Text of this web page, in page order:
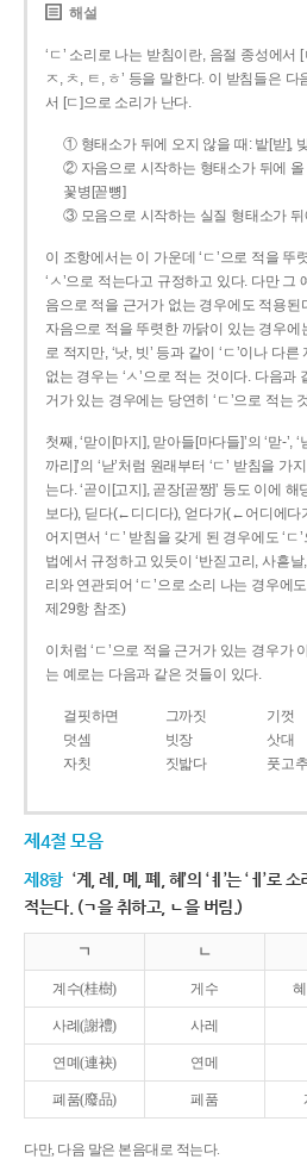
해설
‘ㄷ’ 소리로 나는 받침이란, 음절 종성에서
ㅈ, ㅊ, ㅌ, ㅎ’ 등을 말한다. 이 받침들은 다
서 [ㄷ]으로 소리가 난다.
① 형태소가 뒤에 오지 않을 때: 밭[받],
② 자음으로 시작하는 형태소가 뒤에 올
꽃병[꼳뼝]
③ 모음으로 시작하는 실질 형태소가 뒤
이 조항에서는 이 가운데 ‘ㄷ’으로 적을 뚜
‘ㅅ’으로 적는다고 규정하고 있다. 다만 그
음으로 적을 근거가 없는 경우에도 적용된
자음으로 적을 뚜렷한 까닭이 있는 경우에
로 적지만, ‘낫, 빗’ 등과 같이 ‘ㄷ’이나 다
없는 경우는 ‘ㅅ’으로 적는 것이다. 다음과
거가 있는 경우에는 당연히 ‘ㄷ’으로 적는
첫째, ‘맏이[마지], 맏아들[마다들]’의 ‘맏-’,
까리]’의 ‘낟’처럼 원래부터 ‘ㄷ’ 받침을 가
는다. ‘곧이[고지], 곧장[곧짱]’ 등도 이에
보다), 딛다(←디디다), 얻다가(←어디에다
어지면서 ‘ㄷ’ 받침을 갖게 된 경우에도 ‘
법에서 규정하고 있듯이 ‘반짇고리, 사흗날
리와 연관되어 ‘ㄷ’으로 소리 나는 경우에
제29항 참조)
이처럼 ‘ㄷ’으로 적을 근거가 있는 경우가
는 예로는 다음과 같은 것들이 있다.
걸핏하면 그까짓 기껏
덧셈
빗장 삿대
자칫
짓밟다 풋고추
제4절 모음
제8항 ‘계, 례, 몌, 폐, 혜’의 ‘ㅖ’는 ‘ㅔ’로
적는다. (ㄱ을 취하고, ㄴ을 버림.)
ㄱ ㄴ
계수(桂樹) 게수
사례(謝禮) 사레
연몌(連袂) 연메
폐품(廢品) 페품
다만, 다음 말은 본음대로 적는다.